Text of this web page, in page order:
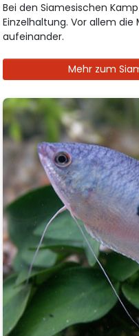
Bei den Siamesischen
Einzelhaltung. Vor allem
aufeinander.
Mehr zum